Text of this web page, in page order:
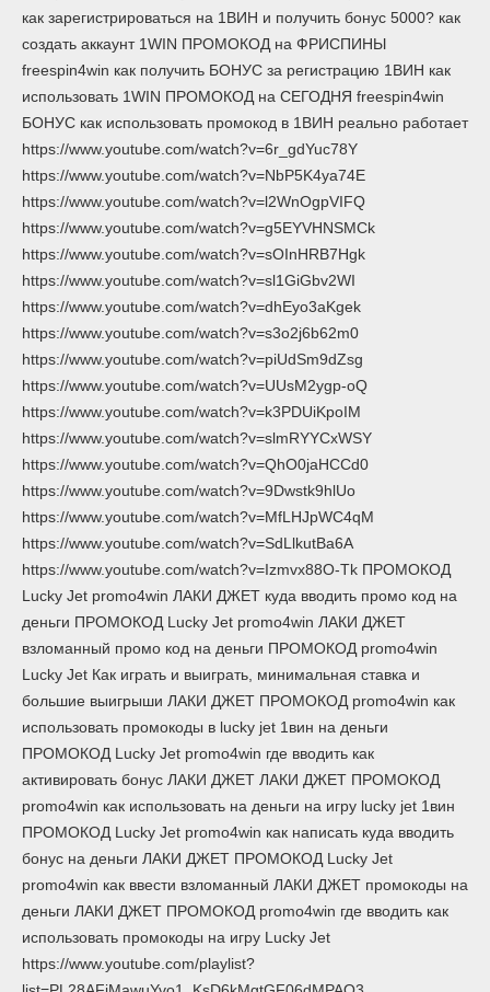
как зарегистрироваться на 1ВИН и получить бонус 5000? как
создать аккаунт 1WIN ПРОМОКОД на ФРИСПИНЫ
freespin4win как получить БОНУС за регистрацию 1ВИН как
использовать 1WIN ПРОМОКОД на СЕГОДНЯ freespin4win
БОНУС как использовать промокод в 1ВИН реально работает
https://www.youtube.com/watch?v=6r_gdYuc78Y
https://www.youtube.com/watch?v=NbP5K4ya74E
https://www.youtube.com/watch?v=l2WnOgpVIFQ
https://www.youtube.com/watch?v=g5EYVHNSMCk
https://www.youtube.com/watch?v=sOInHRB7Hgk
https://www.youtube.com/watch?v=sl1GiGbv2WI
https://www.youtube.com/watch?v=dhEyo3aKgek
https://www.youtube.com/watch?v=s3o2j6b62m0
https://www.youtube.com/watch?v=piUdSm9dZsg
https://www.youtube.com/watch?v=UUsM2ygp-oQ
https://www.youtube.com/watch?v=k3PDUiKpoIM
https://www.youtube.com/watch?v=slmRYYCxWSY
https://www.youtube.com/watch?v=QhO0jaHCCd0
https://www.youtube.com/watch?v=9Dwstk9hlUo
https://www.youtube.com/watch?v=MfLHJpWC4qM
https://www.youtube.com/watch?v=SdLlkutBa6A
https://www.youtube.com/watch?v=Izmvx88O-Tk ПРОМОКОД
Lucky Jet promo4win ЛАКИ ДЖЕТ куда вводить промо код на
деньги ПРОМОКОД Lucky Jet promo4win ЛАКИ ДЖЕТ
взломанный промо код на деньги ПРОМОКОД promo4win
Lucky Jet Как играть и выиграть, минимальная ставка и
большие выигрыши ЛАКИ ДЖЕТ ПРОМОКОД promo4win как
использовать промокоды в lucky jet 1вин на деньги
ПРОМОКОД Lucky Jet promo4win где вводить как
активировать бонус ЛАКИ ДЖЕТ ЛАКИ ДЖЕТ ПРОМОКОД
promo4win как использовать на деньги на игру lucky jet 1вин
ПРОМОКОД Lucky Jet promo4win как написать куда вводить
бонус на деньги ЛАКИ ДЖЕТ ПРОМОКОД Lucky Jet
promo4win как ввести взломанный ЛАКИ ДЖЕТ промокоды на
деньги ЛАКИ ДЖЕТ ПРОМОКОД promo4win где вводить как
использовать промокоды на игру Lucky Jet
https://www.youtube.com/playlist?